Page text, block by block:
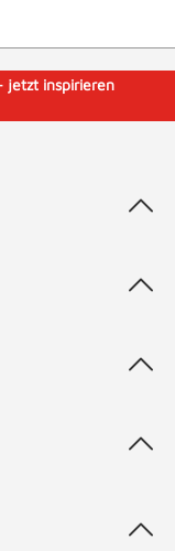
jetzt inspirieren